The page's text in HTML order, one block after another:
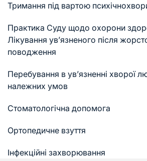
Тримання під вартою
Практика Суду щодо охорони
Лікування ув’язненого після
поводження
Перебування в ув’язненні хворої
належних умов
Стоматологічна допомога
Ортопедичне взуття
Інфекційні захворювання